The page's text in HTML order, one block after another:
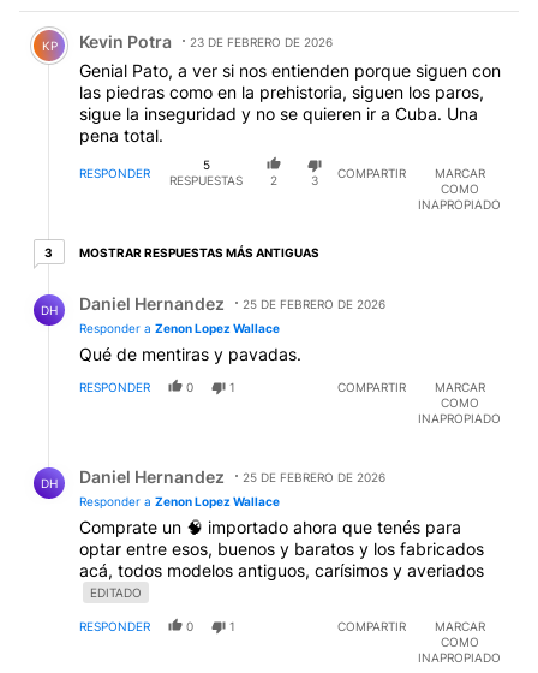
Comentario de Kevin Potra.
KP Kevin Potra 23 DE FEBRERO DE 2026
Genial Pato, a ver si nos entienden porque siguen con
las piedras como en la prehistoria, siguen los paros,
sigue la inseguridad y no se quieren ir a Cuba. Una
pena total.
RESPONDER
5
RESPUESTAS
2 3
COMPARTIR
MARCAR
COMO
INAPROPIADO
33 respuestas más antiguas
MOSTRAR RESPUESTAS MÁS ANTIGUAS
DH Daniel Hernandez
25 DE FEBRERO DE 2026
Responder a Zenon Lopez Wallace
Qué de mentiras y pavadas.
RESPONDER 0 1 COMPARTIR
MARCAR
COMO
INAPROPIADO
DH Daniel Hernandez
25 DE FEBRERO DE 2026
Responder a Zenon Lopez Wallace
Comprate un 🧠 importado ahora que tenés para
optar entre esos, buenos y baratos y los fabricados
acá, todos modelos antiguos, carísimos y averiados
EDITADO
RESPONDER 0 1 COMPARTIR
MARCAR
COMO
INAPROPIADO